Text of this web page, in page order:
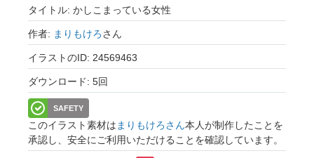
タイトル: かしこまっている女性
作者: まりもけろさん
イラストのID: 24569463
ダウンロード: 5回
SAFETY
このイラスト素材はまりもけろさん本人が制作したことを
承認し、安全にご利用いただけることを確認しています。